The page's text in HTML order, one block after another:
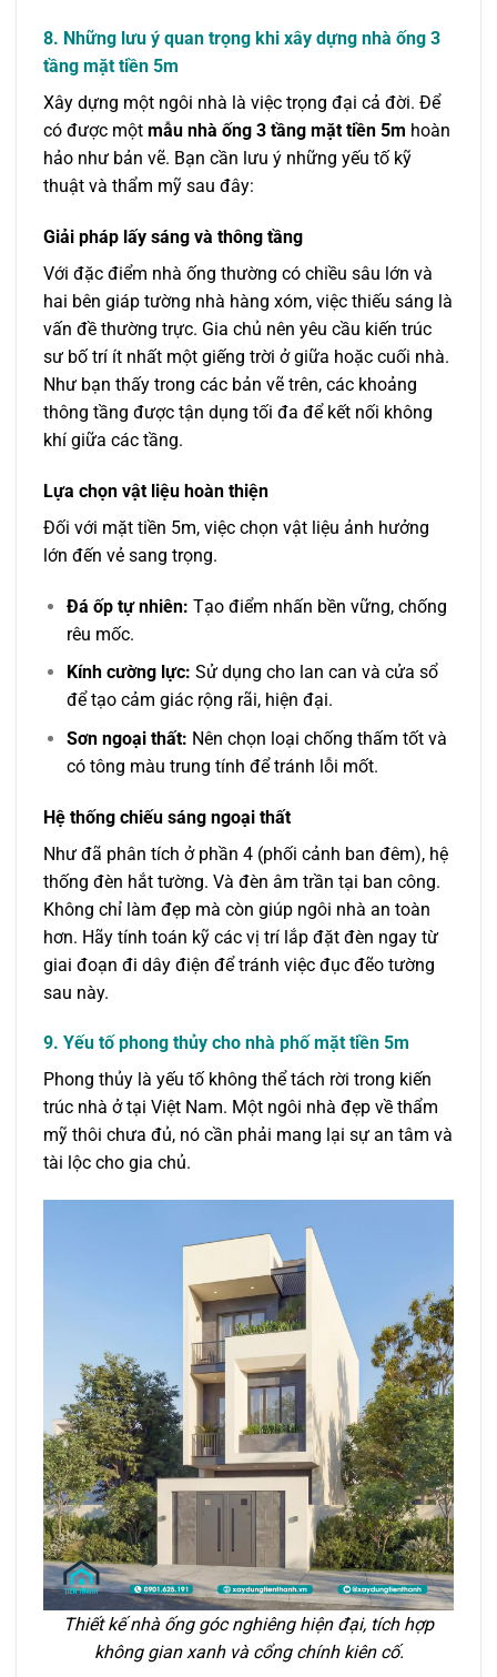
8. Những lưu ý quan trọng khi xây dựng nhà ống 3
tầng mặt tiền 5m
Xây dựng một ngôi nhà là việc trọng đại cả đời. Để
có được một mẫu nhà ống 3 tầng mặt tiền 5m hoàn
hảo như bản vẽ. Bạn cần lưu ý những yếu tố kỹ
thuật và thẩm mỹ sau đây:
Giải pháp lấy sáng và thông tầng
Với đặc điểm nhà ống thường có chiều sâu lớn và
hai bên giáp tường nhà hàng xóm, việc thiếu sáng là
vấn đề thường trực. Gia chủ nên yêu cầu kiến trúc
sư bố trí ít nhất một giếng trời ở giữa hoặc cuối nhà.
Như bạn thấy trong các bản vẽ trên, các khoảng
thông tầng được tận dụng tối đa để kết nối không
khí giữa các tầng.
Lựa chọn vật liệu hoàn thiện
Đối với mặt tiền 5m, việc chọn vật liệu ảnh hưởng
lớn đến vẻ sang trọng.
Đá ốp tự nhiên: Tạo điểm nhấn bền vững, chống
rêu mốc.
Kính cường lực: Sử dụng cho lan can và cửa sổ
để tạo cảm giác rộng rãi, hiện đại.
Sơn ngoại thất: Nên chọn loại chống thấm tốt và
có tông màu trung tính để tránh lỗi mốt.
Hệ thống chiếu sáng ngoại thất
Như đã phân tích ở phần 4 (phối cảnh ban đêm), hệ
thống đèn hắt tường. Và đèn âm trần tại ban công.
Không chỉ làm đẹp mà còn giúp ngôi nhà an toàn
hơn. Hãy tính toán kỹ các vị trí lắp đặt đèn ngay từ
giai đoạn đi dây điện để tránh việc đục đẽo tường
sau này.
9. Yếu tố phong thủy cho nhà phố mặt tiền 5m
Phong thủy là yếu tố không thể tách rời trong kiến
trúc nhà ở tại Việt Nam. Một ngôi nhà đẹp về thẩm
mỹ thôi chưa đủ, nó cần phải mang lại sự an tâm và
tài lộc cho gia chủ.
Thiết kế nhà ống góc nghiêng hiện đại, tích hợp
không gian xanh và cổng chính kiên cố.